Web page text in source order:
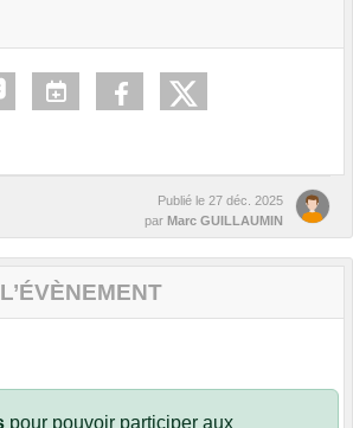
Publié le 27 déc. 2025
par Marc GUILLAUMIN
pour pouvoir participer aux